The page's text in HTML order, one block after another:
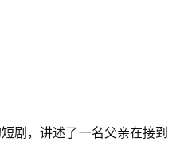
剧，讲述了一名父亲在接到